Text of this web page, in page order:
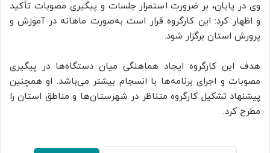
وی در پایان، بر ضرورت استمرار جلسات و پیگیری مصوبات تأکید
و اظهار کرد: این کارگروه قرار است به‌صورت ماهانه در آموزش و
پرورش استان برگزار شود.
هدف این کارگروه ایجاد هماهنگی میان دستگاه‌ها در پیگیری
مصوبات و اجرای برنامه‌ها با انسجام بیشتر می‌باشد. او همچنین
پیشنهاد تشکیل کارگروه متناظر در شهرستان‌ها و مناطق استان را
مطرح کرد.